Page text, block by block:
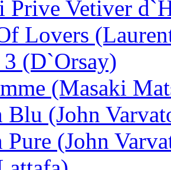
Prive Vetiver
Lovers
(D`Orsay)
(Masaki
Blu (John
Pure (John